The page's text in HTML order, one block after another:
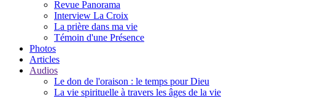
Revue Panorama
Interview La Croix
La prière dans ma vie
Témoin d'une Présence
Photos
Articles
Audios
Le don de l'oraison : le temps pour Dieu
La vie spirituelle à travers les âges de la vie